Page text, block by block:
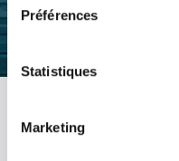
Préférences
Statistiques
MarketingMes outils